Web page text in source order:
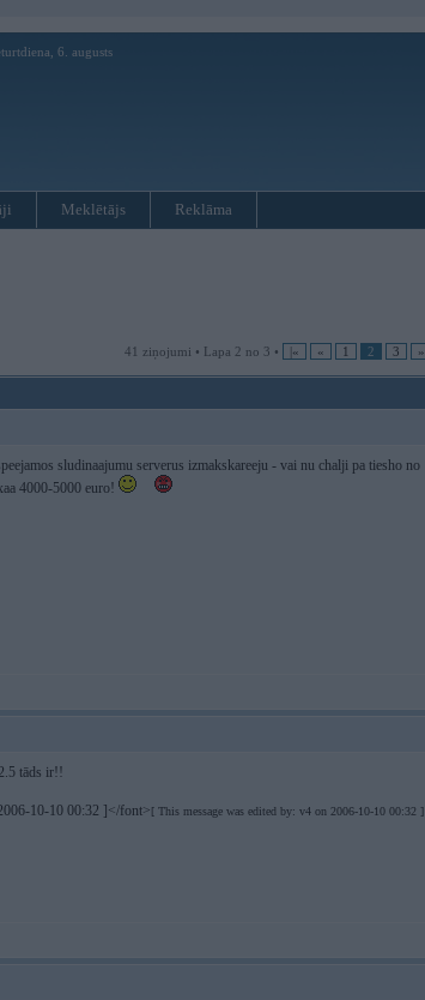
6. augusts
Meklētājs Reklāma
41 ziņojumi • Lapa 2 no 3 • |« « 1 2 3 »
sludinaajumu serverus izmakskareeju - vai nu chalji pa tiesho no
4000-5000 euro!
tāds ir!!
10-10 00:32 ]</font>[ This message was edited by: v4 on 2006-10-10 00:32 ]